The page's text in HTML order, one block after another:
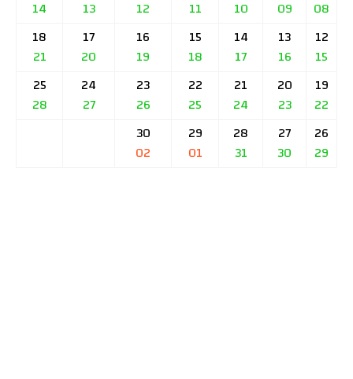
08
09
10
11
12
13
14
12
15
13
16
14
17
15
18
16
19
17
20
18
21
19
22
20
23
21
24
22
25
23
26
24
27
25
28
26
29
27
30
28
31
29
01
30
02